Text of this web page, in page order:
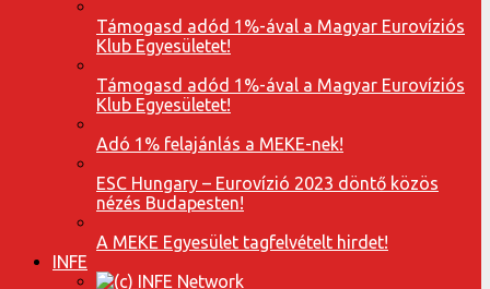
Támogasd adód 1%-ával a Magyar Eurovíziós
Klub Egyesületet!
Támogasd adód 1%-ával a Magyar Eurovíziós
Klub Egyesületet!
Adó 1% felajánlás a MEKE-nek!
ESC Hungary – Eurovízió 2023 döntő közös
nézés Budapesten!
A MEKE Egyesület tagfelvételt hirdet!
INFE